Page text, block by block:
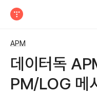
APM
데이터독
PM/LOG 메